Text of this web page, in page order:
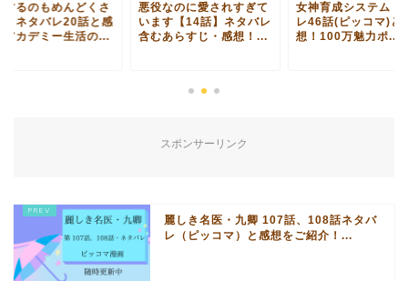
するのもめんどくさ
・ネタバレ20話と感
アカデミー生活の...
悪役なのに愛されすぎて
います【14話】ネタバレ
含むあらすじ・感想！...
女神育成システム ネ
レ46話(ピッコマ)と
想！100万魅力ポ...
スポンサーリンク
麗しき名医・九卿 107話、108話ネタバ
レ（ピッコマ）と感想をご紹介！...